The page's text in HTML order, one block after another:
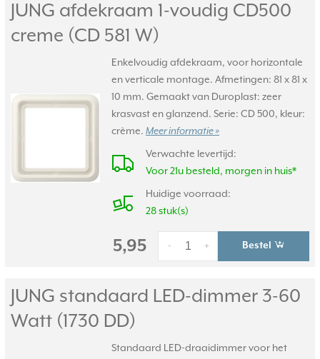
JUNG afdekraam 1-voudig CD500
creme (CD 581 W)
Enkelvoudig afdekraam, voor horizontale
en verticale montage. Afmetingen: 81 x 81 x
10 mm. Gemaakt van Duroplast: zeer
krasvast en glanzend. Serie: CD 500, kleur:
crème. Meer informatie »
Verwachte levertijd:
Voor 21u besteld, morgen in huis*
Huidige voorraad:
28 stuk(s)
5,95 +
- Bestel
JUNG standaard LED-dimmer 3-60
Watt (1730 DD)
Standaard LED-draaidimmer voor het